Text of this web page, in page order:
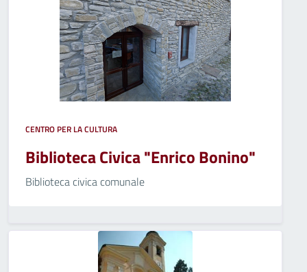
CENTRO PER LA CULTURA
Biblioteca Civica "Enrico Bonino"
Biblioteca civica comunale